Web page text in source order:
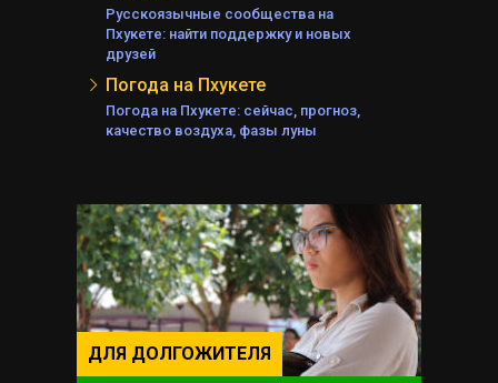
Русскоязычные сообщества на
Пхукете: найти поддержку и новых
друзей
Погода на Пхукете
Погода на Пхукете: сейчас, прогноз,
качество воздуха, фазы луны
ДЛЯ ДОЛГОЖИТЕЛЯ